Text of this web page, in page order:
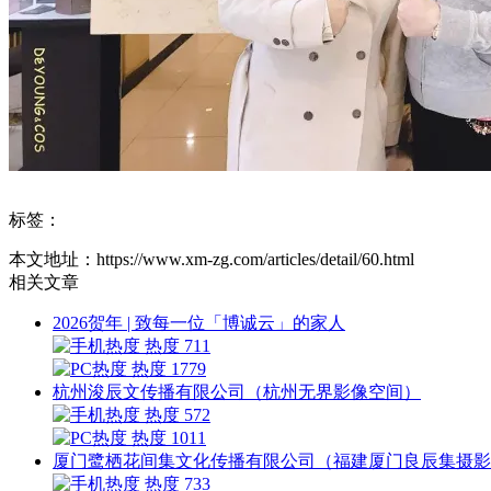
标签：
本文地址：https://www.xm-zg.com/articles/detail/60.html
相关文章
2026贺年 | 致每一位「博诚云」的家人
热度 711
热度 1779
杭州浚辰文传播有限公司（杭州无界影像空间）
热度 572
热度 1011
厦门鹭栖花间集文化传播有限公司（福建厦门良辰集摄
热度 733